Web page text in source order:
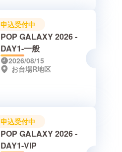
申込受付中
POP GALAXY 2026 -
DAY1-一般
2026/08/15
お台場R地区
申込受付中
POP GALAXY 2026 -
DAY1-VIP